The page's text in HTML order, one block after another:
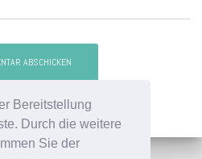
Bereitstellung
Durch die weitere
Sie der